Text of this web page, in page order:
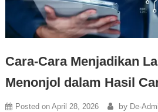
Cara-Cara Menjadikan
Menonjol dalam Hasil
Posted on April 28, 2026 by De-